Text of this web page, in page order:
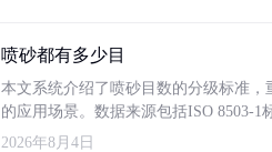
喷砂都有多少目
本文系统介绍了喷砂目数的分级标准，
的应用场景。数据来源包括ISO 8503-1
2026年8月4日